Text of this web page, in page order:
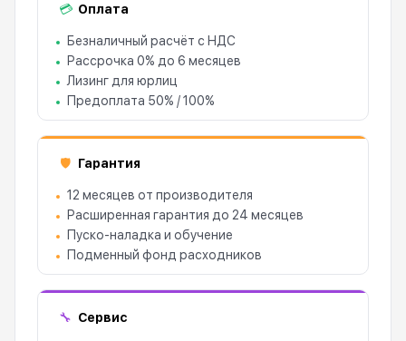
💳 Оплата
Безналичный расчёт с НДС
Рассрочка 0% до 6 месяцев
Лизинг для юрлиц
Предоплата 50% / 100%
🛡 Гарантия
12 месяцев от производителя
Расширенная гарантия до 24 месяцев
Пуско-наладка и обучение
Подменный фонд расходников
🔧 Сервис